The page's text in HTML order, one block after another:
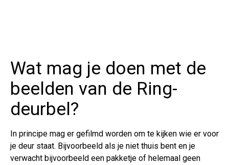
Wat mag je doen met de
beelden van de Ring-
deurbel?
In principe mag er gefilmd worden om te kijken wie er voor
je deur staat. Bijvoorbeeld als je niet thuis bent en je
verwacht bijvoorbeeld een pakketje of helemaal geen